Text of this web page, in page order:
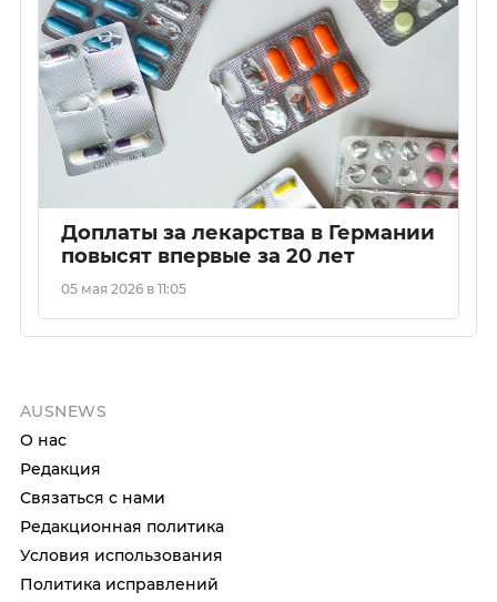
Доплаты за лекарства в Германии
повысят впервые за 20 лет
05 мая 2026 в 11:05
AUSNEWS
О нас
Редакция
Связаться с нами
Редакционная политика
Условия использования
Политика исправлений